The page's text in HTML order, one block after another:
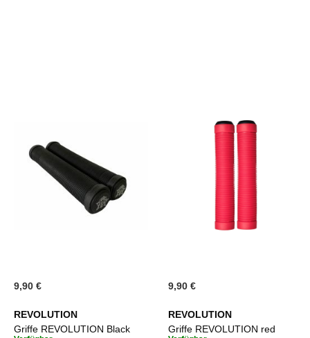
9,90 €
REVOLUTION
Griffe REVOLUTION Black
9,90 €
REVOLUTION
Griffe REVOLUTION red